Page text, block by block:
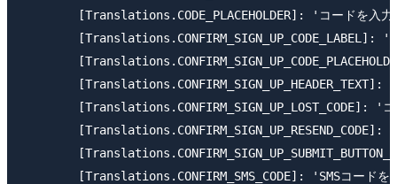
[Translations.CODE_PLACEHOLDER]: 'コードを入力
[Translations.CONFIRM_SIGN_UP_CODE_LABEL]: '
[Translations.CONFIRM_SIGN_UP_HEADER_TEXT]: '
[Translations.CONFIRM_SIGN_UP_LOST_CODE]: 'コ
[Translations.CONFIRM_SIGN_UP_RESEND_CODE]: '
[Translations.CONFIRM_SMS_CODE]: 'SMSコードを